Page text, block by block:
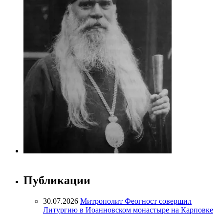
Публикации
30.07.2026 Митрополит Феогност совершил
Литургию в Иоанновском монастыре на Карповке